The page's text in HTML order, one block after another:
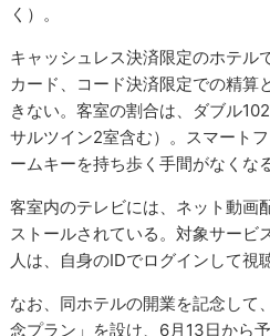
く）。
キャッシュレス決済限定のホテル
カード、コード決済限定での精算
きない。客室の割合は、ダブル
サルツイン2室含む）。スマート
ームキーを持ち歩く手間がなくな
客室内のテレビには、ネット動画
ストールされている。対象サービ
人は、自身のIDでログインして視
なお、同ホテルの開業を記念して
念プラン」を設け、6月13日から